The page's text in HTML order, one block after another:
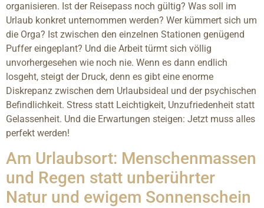
organisieren. Ist der Reisepass noch gültig? Was soll im
Urlaub konkret unternommen werden? Wer kümmert sich um
die Orga? Ist zwischen den einzelnen Stationen genügend
Puffer eingeplant? Und die Arbeit türmt sich völlig
unvorhergesehen wie noch nie. Wenn es dann endlich
losgeht, steigt der Druck, denn es gibt eine enorme
Diskrepanz zwischen dem Urlaubsideal und der psychischen
Befindlichkeit. Stress statt Leichtigkeit, Unzufriedenheit statt
Gelassenheit. Und die Erwartungen steigen: Jetzt muss alles
perfekt werden!
Am Urlaubsort: Menschenmassen
und Regen statt unberührter
Natur und ewigem Sonnenschein